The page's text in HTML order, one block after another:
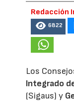
Redacción
6822
Los
Integrado
(Sigaus) y